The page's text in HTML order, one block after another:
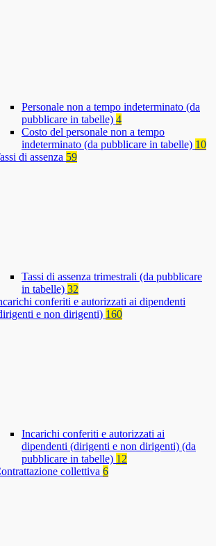
Personale non a tempo indeterminato (da
pubblicare in tabelle) 4
Costo del personale non a tempo
indeterminato (da pubblicare in tabelle) 10
di assenza 59
Tassi di assenza trimestrali (da pubblicare
in tabelle) 32
conferiti e autorizzati ai dipendenti
e non dirigenti) 160
Incarichi conferiti e autorizzati ai
dipendenti (dirigenti e non dirigenti) (da
pubblicare in tabelle) 12
collettiva 6